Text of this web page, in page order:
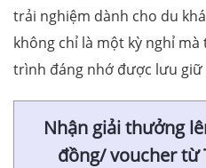
trải nghiệm dành cho du
không chỉ là một kỳ nghỉ
trình đáng nhớ được lưu giữ
Nhận giải thưởng
đồng/ voucher từ